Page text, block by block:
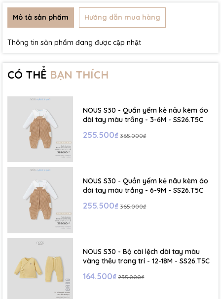
Mô tả sản phẩm Hướng dẫn mua hàng
Thông tin sản phẩm đang được cập nhật
CÓ THỂ BẠN THÍCH
NOUS S30 - Quần yếm kẻ nâu kèm áo
dài tay màu trắng - 3-6M - SS26.T5C
255.500₫ 365.000₫
NOUS S30 - Quần yếm kẻ nâu kèm áo
dài tay màu trắng - 6-9M - SS26.T5C
255.500₫ 365.000₫
NOUS S30 - Bộ cài lệch dài tay màu
vàng thêu trang trí - 12-18M - SS26.T5C
164.500₫ 235.000₫